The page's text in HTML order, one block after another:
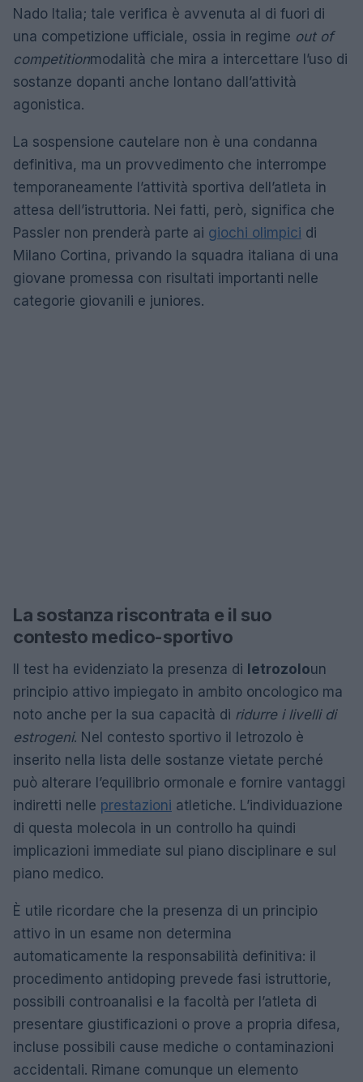
Nado Italia; tale verifica è avvenuta al di fuori di
una competizione ufficiale, ossia in regime out of
competitionmodalità che mira a intercettare l’uso di
sostanze dopanti anche lontano dall’attività
agonistica.
La sospensione cautelare non è una condanna
definitiva, ma un provvedimento che interrompe
temporaneamente l’attività sportiva dell’atleta in
attesa dell’istruttoria. Nei fatti, però, significa che
Passler non prenderà parte ai giochi olimpici di
Milano Cortina, privando la squadra italiana di una
giovane promessa con risultati importanti nelle
categorie giovanili e juniores.
La sostanza riscontrata e il suo
contesto medico-sportivo
Il test ha evidenziato la presenza di letrozoloun
principio attivo impiegato in ambito oncologico ma
noto anche per la sua capacità di ridurre i livelli di
estrogeni. Nel contesto sportivo il letrozolo è
inserito nella lista delle sostanze vietate perché
può alterare l’equilibrio ormonale e fornire vantaggi
indiretti nelle prestazioni atletiche. L’individuazione
di questa molecola in un controllo ha quindi
implicazioni immediate sul piano disciplinare e sul
piano medico.
È utile ricordare che la presenza di un principio
attivo in un esame non determina
automaticamente la responsabilità definitiva: il
procedimento antidoping prevede fasi istruttorie,
possibili controanalisi e la facoltà per l’atleta di
presentare giustificazioni o prove a propria difesa,
incluse possibili cause mediche o contaminazioni
accidentali. Rimane comunque un elemento